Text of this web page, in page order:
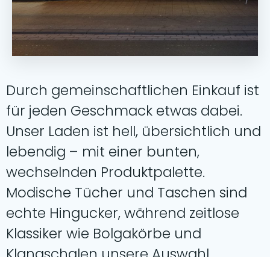
Durch gemeinschaftlichen Einkauf ist
für jeden Geschmack etwas dabei.
Unser Laden ist hell, übersichtlich und
lebendig – mit einer bunten,
wechselnden Produktpalette.
Modische Tücher und Taschen sind
echte Hingucker, während zeitlose
Klassiker wie Bolgakörbe und